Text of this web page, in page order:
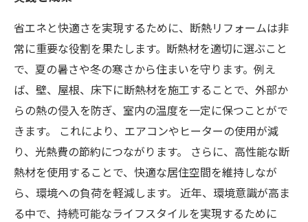
省エネと快適さを実現するために、断熱リフォームは非
常に重要な役割を果たします。断熱材を適切に選ぶこと
で、夏の暑さや冬の寒さから住まいを守ります。例え
ば、壁、屋根、床下に断熱材を施工することで、外部か
らの熱の侵入を防ぎ、室内の温度を一定に保つことがで
きます。 これにより、エアコンやヒーターの使用が減
り、光熱費の節約につながります。 さらに、高性能な断
熱材を使用することで、快適な居住空間を維持しなが
ら、環境への負荷を軽減します。 近年、環境意識が高ま
る中で、持続可能なライフスタイルを実現するために